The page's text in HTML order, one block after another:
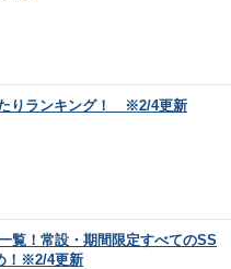
りランキング！ ※2/4更新
覧！常設・期間限定すべてのSS
！※2/4更新